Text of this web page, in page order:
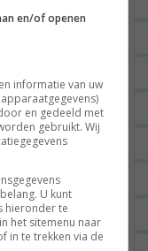
ook wel
2012 op 18:19
al dat ze
at je dat
en/of openen
informatie van uw
en gedeeld met
gebruikt. Wij
U kunt
hieronder te
het sitemenu naar
in te trekken via de